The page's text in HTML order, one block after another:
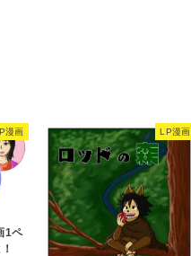
漫画
1ペ
LP漫画